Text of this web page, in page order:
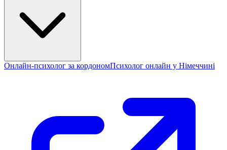
Онлайн-психолог за кордономПсихолог онлайн у Німеччині